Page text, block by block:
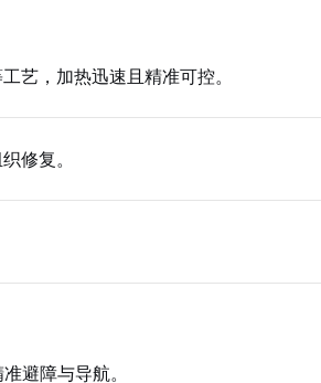
艺，加热迅速且精准可控。
修复。
避障与导航。